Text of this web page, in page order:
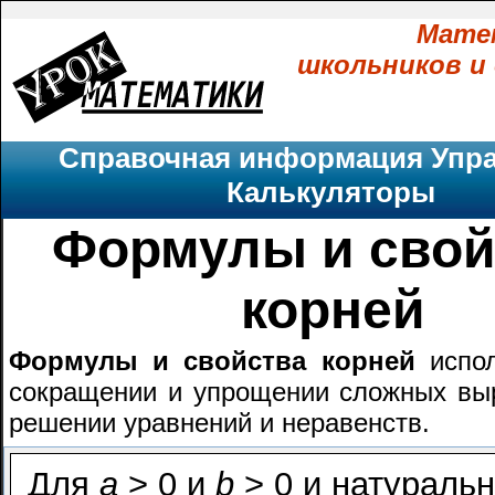
школьников
Справочная информация
Калькуляторы
Формулы и
корней
Формулы и свойства корней
сокращении и упрощении сложных
решении уравнений и неравенств.
Для a> 0 и b> 0 и